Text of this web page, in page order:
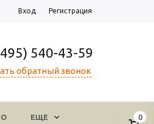
Вход Регистрация
540-43-59
обратный звонок
0
ЕЩЕ